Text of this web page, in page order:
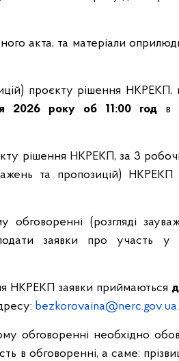
акта, та матеріали
проєкту рішення
2026 року об 11:00 годв
рішення НКРЕКП, за 3
та пропозицій) НКРЕКП
(розгляді
заявки про участь у
НКРЕКП заявки приймаються
bezkorovaina@nerc.gov.ua.
обговоренні необхідно
в обговоренні, а саме: